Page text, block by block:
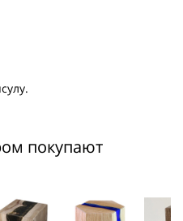
покупают